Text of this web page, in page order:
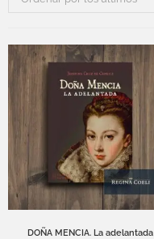
DOÑA MENCIA. La adelantada